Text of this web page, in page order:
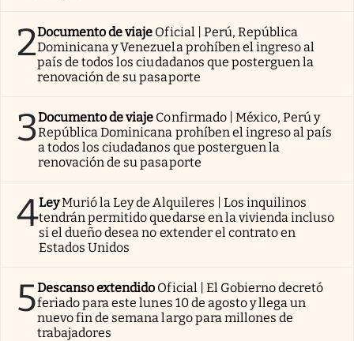
2Documento de viaje Oficial | Perú, República
Dominicana y Venezuela prohíben el ingreso al
país de todos los ciudadanos que posterguen la
renovación de su pasaporte
3Documento de viaje Confirmado | México, Perú y
República Dominicana prohíben el ingreso al país
a todos los ciudadanos que posterguen la
renovación de su pasaporte
4LeyMurió la Ley de Alquileres | Los inquilinos
tendrán permitido quedarse en la vivienda incluso
si el dueño desea no extender el contrato en
Estados Unidos
5Descanso extendido Oficial | El Gobierno decretó
feriado para este lunes 10 de agosto y llega un
nuevo fin de semana largo para millones de
trabajadores